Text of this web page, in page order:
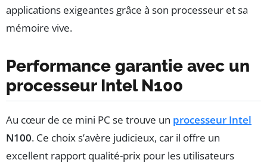
applications exigeantes grâce à son processeur et sa
mémoire vive.
Performance garantie avec un
processeur Intel N100
Au cœur de ce mini PC se trouve un processeur Intel
N100. Ce choix s’avère judicieux, car il offre un
excellent rapport qualité-prix pour les utilisateurs